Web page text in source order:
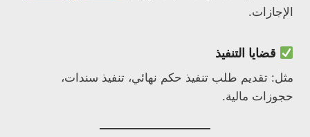
الإجازات.
قضايا التنفيذ
مثل: تقديم طلب تنفيذ حكم نهائي، تنفيذ سندات،
حجوزات مالية.